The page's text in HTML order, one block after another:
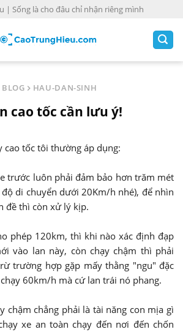
| Sống là cho đâu chỉ nhận riêng mình
BLOG HAU-DAN-SINH
cao tốc cần lưu ý!
cao tốc tôi thường áp dụng:
trước luôn phải đảm bảo hơn trăm mét
di chuyển dưới 20Km/h nhé), để nhìn
đề thì còn xử lý kịp.
phép 120km, thì khi nào xác định đạp
vào lan này, còn chạy chậm thì phải
trường hợp gặp mấy thằng "ngu" đặc
60km/h mà cứ lan trái nó phang.
chậm chẳng phải là tài năng con mịa gì
xe an toàn chạy đến nơi đến chốn